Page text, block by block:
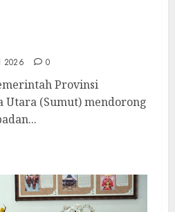
2026 0
Provinsi
Utara (Sumut) mendorong